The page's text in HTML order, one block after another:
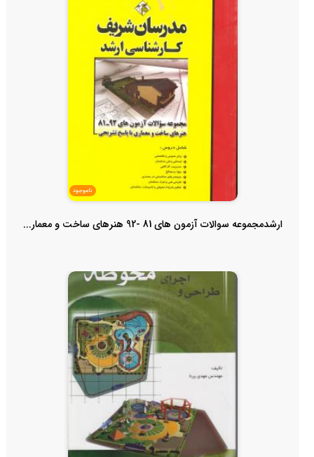
ناموجود
ارشدمجموعه سوالات آزمون های 81 -92 هنرهای ساخت و معمار...